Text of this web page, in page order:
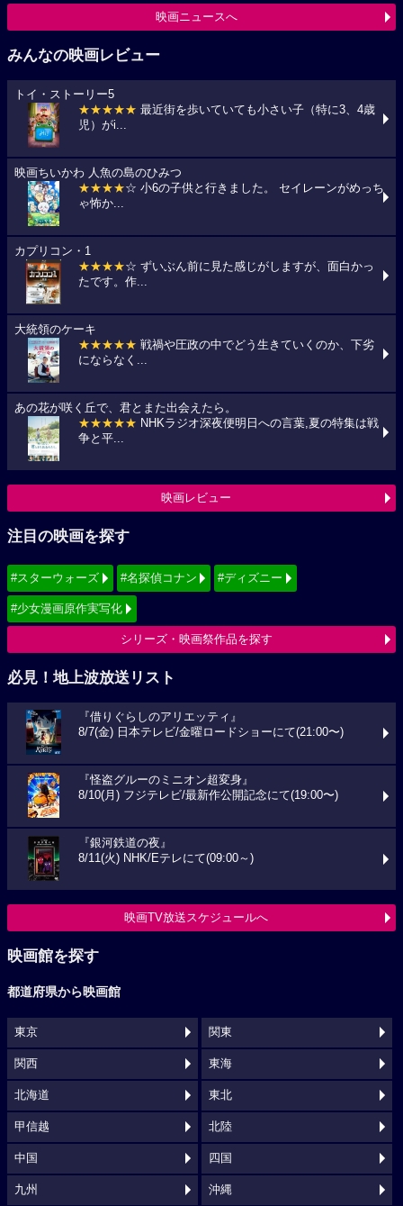
映画ニュースへ
みんなの映画レビュー
トイ・ストーリー5
★★★★★ 最近街を歩いていても小さい子（特に3、4歳
児）がi...
映画ちいかわ 人魚の島のひみつ
★★★★☆ 小6の子供と行きました。 セイレーンがめっち
ゃ怖か...
カプリコン・1
★★★★☆ ずいぶん前に見た感じがしますが、面白かっ
たです。作...
大統領のケーキ
★★★★★ 戦禍や圧政の中でどう生きていくのか、下劣
にならなく...
あの花が咲く丘で、君とまた出会えたら。
★★★★★ NHKラジオ深夜便明日への言葉,夏の特集は戦
争と平...
映画レビュー
注目の映画を探す
#スターウォーズ #名探偵コナン #ディズニー
#少女漫画原作実写化
シリーズ・映画祭作品を探す
必見！地上波放送リスト
『借りぐらしのアリエッティ』
8/7(金) 日本テレビ/金曜ロードショーにて(21:00〜)
『怪盗グルーのミニオン超変身』
8/10(月) フジテレビ/最新作公開記念にて(19:00〜)
『銀河鉄道の夜』
8/11(火) NHK/Eテレにて(09:00～)
映画TV放送スケジュールへ
映画館を探す
都道府県から映画館
東京 関東
関西 東海
北海道 東北
甲信越 北陸
中国 四国
九州 沖縄